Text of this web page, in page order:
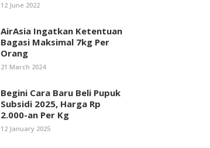
12 June 2022
AirAsia Ingatkan Ketentuan
Bagasi Maksimal 7kg Per
Orang
21 March 2024
Begini Cara Baru Beli Pupuk
Subsidi 2025, Harga Rp
2.000-an Per Kg
12 January 2025